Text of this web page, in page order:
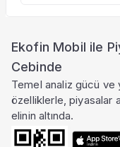
Ekofin Mobil ile
Cebinde
Temel analiz gücü ve
özelliklerle, piyasalar
elinin altında.